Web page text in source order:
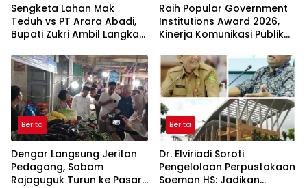
Sengketa Lahan Mak
Teduh vs PT Arara Abadi,
Bupati Zukri Ambil Langkah
Raih Popular Government
Institutions Award 2026,
Kinerja Komunikasi Publik
Kembali Diakui
Berita
Dengar Langsung Jeritan
Pedagang, Sabam
Rajaguguk Turun ke Pasar
Berita
Dr. Elviriadi Soroti
Pengelolaan Perpustakaan
Soeman HS: Jadikan